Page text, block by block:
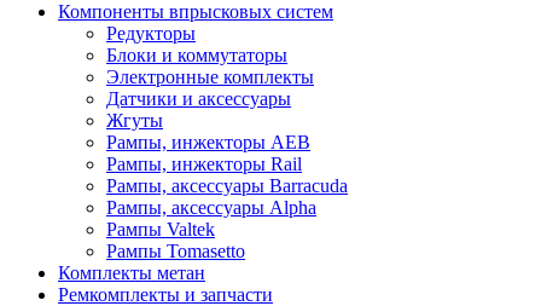
Компоненты впрысковых систем
Редукторы
Блоки и коммутаторы
Электронные комплекты
Датчики и аксессуары
Жгуты
Рампы, инжекторы AEB
Рампы, инжекторы Rail
Рампы, аксессуары Barracuda
Рампы, аксессуары Alpha
Рампы Valtek
Рампы Tomasetto
Комплекты метан
Ремкомплекты и запчасти